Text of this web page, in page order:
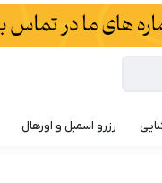
رزرو اسمبل و اورهال